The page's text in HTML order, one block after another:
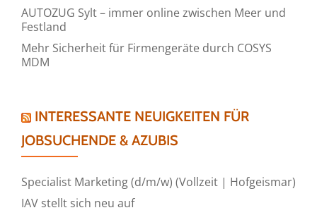
AUTOZUG Sylt – immer online zwischen Meer und
Festland
Mehr Sicherheit für Firmengeräte durch COSYS
MDM
INTERESSANTE NEUIGKEITEN FÜR
JOBSUCHENDE & AZUBIS
Specialist Marketing (d/m/w) (Vollzeit | Hofgeismar)
IAV stellt sich neu auf